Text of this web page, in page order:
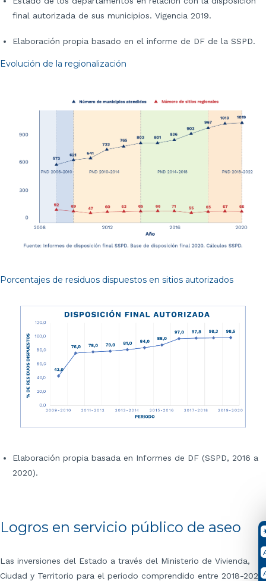
final autorizada de sus municipios. Vigencia 2019.
Elaboración propia basado en el informe de DF de la SSPD.
Evolución de la regionalización
Porcentajes de residuos dispuestos en sitios autorizados
Elaboración propia basada en Informes de DF (SSPD, 2016 a
2020).
Logros en servicio público de aseo
Las inversiones del Estado a través del Ministerio de Vivienda,
Ciudad y Territorio para el periodo comprendido entre 2018-2022